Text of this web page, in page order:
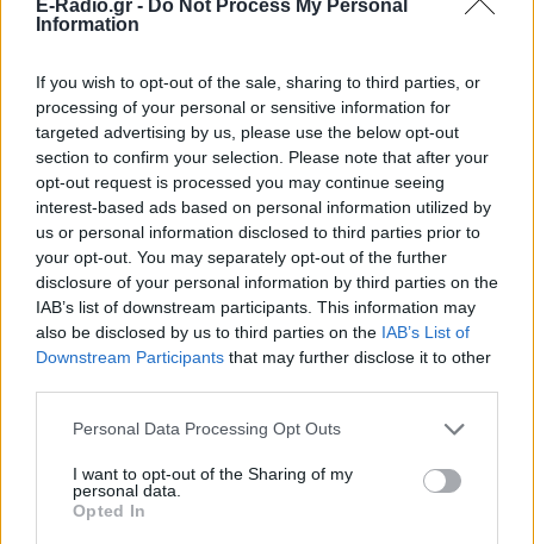
E-Radio.gr - Do Not Process My Personal
Information
If you wish to opt-out of the sale, sharing to third parties, or
processing of your personal or sensitive information for
targeted advertising by us, please use the below opt-out
section to confirm your selection. Please note that after your
opt-out request is processed you may continue seeing
interest-based ads based on personal information utilized by
us or personal information disclosed to third parties prior to
your opt-out. You may separately opt-out of the further
disclosure of your personal information by third parties on the
IAB’s list of downstream participants. This information may
also be disclosed by us to third parties on the IAB’s List of
Downstream Participants that may further disclose it to other
Personal Data Processing Opt Outs
I want to opt-out of the Sharing of my
personal data.
Opted In
Ακολουθήστε το E-Radio.gr στοGoogle News
και μάθετε πρώτοι τα πιο hot νέα.
Εσύ μπήκες στο E-Daily.gr; Τα νέα της ημέρας
και ότι σου κάνει κλικ!
Ακολουθήστε το E-Radio.gr και στο Instagram
ΔΙΑΦΗΜΙΣΗ